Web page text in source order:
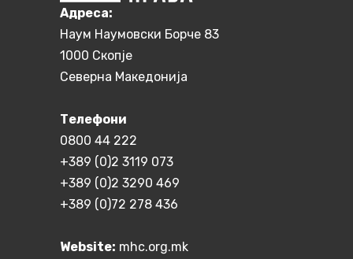
Aдреса:
Наум Наумовски Борче 83
1000 Скопје
Северна Македонија
Телефони
0800 44 222
+389 (0)2 3119 073
+389 (0)2 3290 469
+389 (0)72 278 436
Website: mhc.org.mk